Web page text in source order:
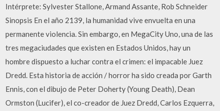
Intérprete: Sylvester Stallone, Armand Assante, Rob Schneider
Sinopsis En el año 2139, la humanidad vive envuelta en una
permanente violencia. Sin embargo, en MegaCity Uno, una de las
tres megaciudades que existen en Estados Unidos, hay un
hombre dispuesto a luchar contra el crimen: el impacable Juez
Dredd. Esta historia de acción / horror ha sido creada por Garth
Ennis, con el dibujo de Peter Doherty (Young Death), Dean
Ormston (Lucifer), el co-creador de Juez Dredd, Carlos Ezquerra,